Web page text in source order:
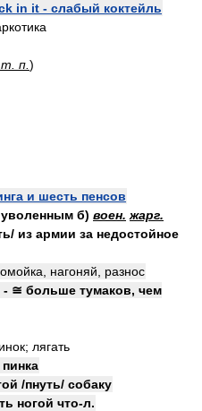
in it - слабый коктейль
п. )
и шесть пенсов
б) воен. жарг.
из армии за недостойное
нагоняй, разнос
≅ больше тумаков, чем
лягать
/пнуть/ собаку
ногой что-л.